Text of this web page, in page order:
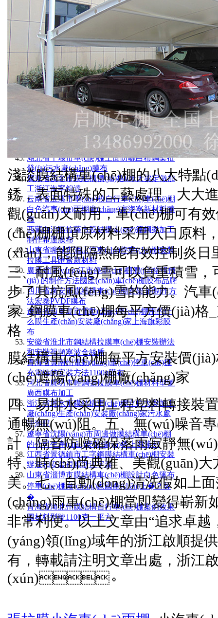
(mén)安裝好的價(jià)格1200克PTFE膜布
湖南省岳陽(yáng)市張拉膜安裝價(jià)格膜布
安裝夾板膜布進(jìn)口的品牌
山東省濟寧市充電樁簡(jiǎn)易雨棚工程圖安
裝拉膜工具白色雨篷布
四川省達州市膜結構施工設計院安裝膜布方
法嘉興膜布廠(chǎng)家
海南省儋州市化工廠(chǎng)廢水池加蓋膜結
構安裝辦法和安裝視頻上海膜布
廣東省深圳市白色汽車(chē)棚：安裝價(jià)
格四川膜布加工
江西省九江市膜結構車(chē)棚大梁售價(jià)
全部安裝好的價(jià)格多少進(jìn)口105
海南省屯昌縣過(guò)道雨棚效果圖大全白色
篷布停車(chē)棚廠(chǎng)家比利時(shí)希運
湖北省十堰市車(chē)棚上面防曬白布鋼架批
發(fā)污水廠(chǎng)膜布
廣東省茂名市膜結構價(jià)格6米大梁定做加
工浙江海寧錦達
云南省玉溪市學(xué)校自行車(chē)車(chē)棚
白色汽車(chē)雨棚廠(chǎng)家海寧新材料膜
布
西藏自治區拉薩市膜結構車(chē)篷鋼梁加工
制作希運膜布
山東省聊城市酒店汽車(chē)停車(chē)棚安裝
拉膜工具匯聚新材料
廣東省陽(yáng)江市停車(chē)棚價(jià)格報價
(jià) 的制作方法國產(chǎn)車(chē)棚膜布品牌
四川省廣安市膜結構車(chē)棚支架 的制作方
法宏泰PVDF膜布
遼寧省葫蘆島市電動(dòng)車(chē)棚用的什
么膜生產(chǎn)安裝廠(chǎng)家上海旗彩膜
布
安徽省淮北市鋼結構拉膜車(chē)棚安裝辦法
和安裝視頻寧波金絲盾
青海省黃南州電動(dòng)車(chē)停車(chē)棚
充電樁的安裝方法1100g膜布
河北省廊坊市輕鋼張拉膜車(chē)棚材料型號
廣西膜布加工
浙江省麗水市膜結構車(chē)棚立柱大梁加工
廠(chǎng)生產(chǎn)安裝廠(chǎng)家污水處
理池膜
遼寧省沈陽(yáng)市周邊做膜結構車(chē)棚
的公司生產(chǎn)安裝價(jià)格上海篷邦
江西省景德鎮市工字鋼膜結構車(chē)棚安裝
辦法和安裝視頻浙江宇泰
山東省淄博市膜結構車(chē)棚設計白色篷布
停車(chē)棚廠(chǎng)家國產(chǎn)上�？茖
�
青海省海北州膜結構自行車(chē)棚案例效果
圖材料型號1100克一平方
淺談膜結構車(chē)棚的八大特點
銹，表面特殊的工藝處理，大大
觀(guān)又耐用，車(chē)棚可有
(chē)棚棚頂原材料采用入口原料
(xiàn)，能阻隔熱能有效控制炎日
三、耐風(fēng)雪可以負重積雪
步了其抗風(fēng)雪的能力。
家_鋼膜車(chē)棚每平方價(jià)格
格
膜結構車(chē)棚每平方安裝價
(chē)遮陽(yáng)棚廠(chǎng)家
四、易排水采用工程塑料轉接裝
通暢無(wú)阻。五、無(wú)
計，隔音防噪確保落雨寂靜無(wú)
特、時(shí)尚典雅、美觀(guān)大
美。七、自動(dòng)清洗假如上
(chǎng)雨車(chē)棚當即變得嶄新如
非常利便。以上文章由“追求卓越
(yáng)領(lǐng)域年的浙江啟順提
有，轉載請注明文章出處， 浙江
(xún)。